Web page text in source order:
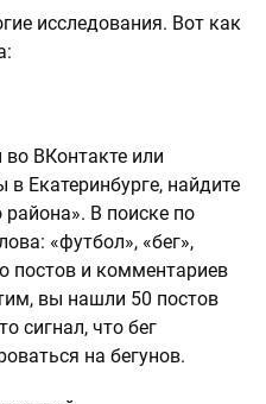
исследования. Вот как
ВКонтакте или
Екатеринбурге, найдите
В поиске по
«футбол», «бег»,
постов и комментариев
вы нашли 50 постов
сигнал, что бег
на бегунов.